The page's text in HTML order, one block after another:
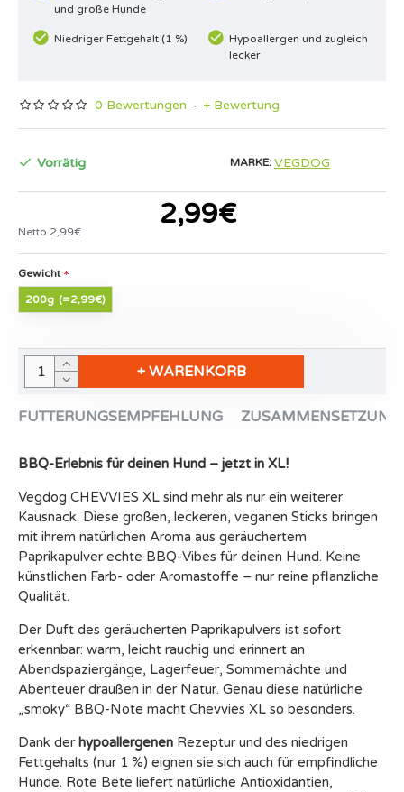
und große Hunde
Niedriger Fettgehalt (1 %)
Hypoallergen und zugleich
lecker
0 Bewertungen - + Bewertung
2,99€
Netto 2,99€
Vorrätig MARKE: VEGDOG
Gewicht
200g (=2,99€)
+ WARENKORB
FUTTERUNGSEMPFEHLUNG ZUSAMMENSETZUNG
BBQ-Erlebnis für deinen Hund – jetzt in XL!
Vegdog CHEVVIES XL sind mehr als nur ein weiterer
Kausnack. Diese großen, leckeren, veganen Sticks bringen
mit ihrem natürlichen Aroma aus geräuchertem
Paprikapulver echte BBQ-Vibes für deinen Hund. Keine
künstlichen Farb- oder Aromastoffe – nur reine pflanzliche
Qualität.
Der Duft des geräucherten Paprikapulvers ist sofort
erkennbar: warm, leicht rauchig und erinnert an
Abendspaziergänge, Lagerfeuer, Sommernächte und
Abenteuer draußen in der Natur. Genau diese natürliche
„smoky“ BBQ-Note macht Chevvies XL so besonders.
Dank der hypoallergenen Rezeptur und des niedrigen
Fettgehalts (nur 1 %) eignen sie sich auch für empfindliche
Hunde. Rote Bete liefert natürliche Antioxidantien,